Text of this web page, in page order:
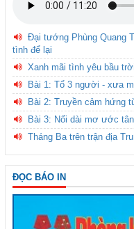
Đại tướng Phùng Quang
tình để lại
Xanh mãi tình yêu bầu trời
Bài 1: Tổ 3 người - xưa
Bài 2: Truyền cảm hứng
Bài 3: Nối dài mơ ước
Tháng Ba trên trận địa
ĐỌC BÁO IN